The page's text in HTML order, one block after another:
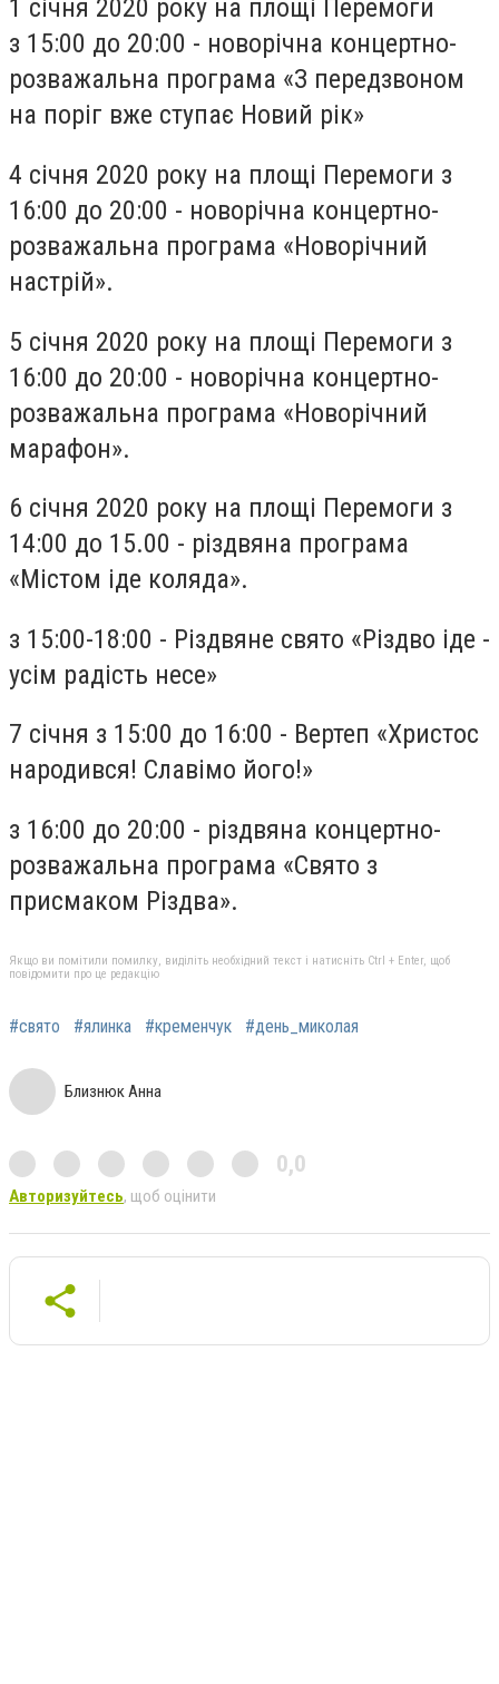
1 січня 2020 року на площі Перемоги
з 15:00 до 20:00 - новорічна концертно-
розважальна програма «З передзвоном
на поріг вже ступає Новий рік»
4 січня 2020 року на площі Перемоги з
16:00 до 20:00 - новорічна концертно-
розважальна програма «Новорічний
настрій».
5 січня 2020 року на площі Перемоги з
16:00 до 20:00 - новорічна концертно-
розважальна програма «Новорічний
марафон».
6 січня 2020 року на площі Перемоги з
14:00 до 15.00 - різдвяна програма
«Містом іде коляда».
з 15:00-18:00 - Різдвяне свято «Різдво іде -
усім радість несе»
7 січня з 15:00 до 16:00 - Вертеп «Христос
народився! Славімо його!»
з 16:00 до 20:00 - різдвяна концертно-
розважальна програма «Свято з
присмаком Різдва».
Якщо ви помітили помилку, виділіть необхідний текст і натисніть Ctrl + Enter, щоб
повідомити про це редакцію
#свято #ялинка #кременчук #день_миколая
Близнюк Анна
0,0
Авторизуйтесь, щоб оцінити